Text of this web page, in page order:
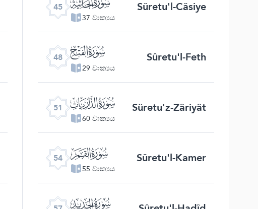
45
37 වාක්‍යය
Sûretu'l-Câsiye
48 ﯝ
29 වාක්‍යය
Sûretu'l-Feth
51 ﯠ
60 වාක්‍යය
Sûretu'z-Zâriyât
54 ﯣ
55 වාක්‍යය
Sûretu'l-Kamer
ﯦ